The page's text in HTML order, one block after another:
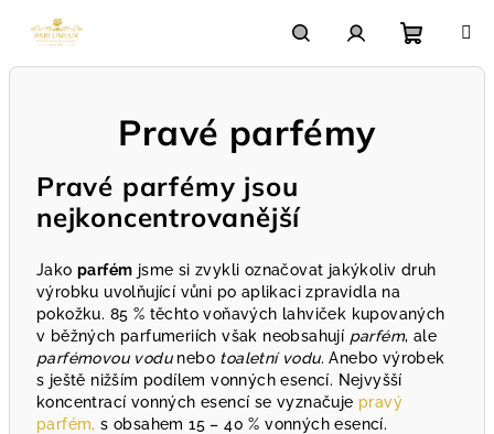
HledatPřihlášení
Pravé parfémy
Pravé parfémy jsou
nejkoncentrovanější
Jako parfém jsme si zvykli označovat jakýkoliv druh
výrobku uvolňující vůni po aplikaci zpravidla na
pokožku. 85 % těchto voňavých lahviček kupovaných
v běžných parfumeriích však neobsahují parfém, ale
parfémovou vodunebo toaletní vodu. Anebo výrobek
s ještě nižším podílem vonných esencí. Nejvyšší
koncentrací vonných esencí se vyznačuje pravý
parfém, s obsahem 15 – 40 % vonných esencí.